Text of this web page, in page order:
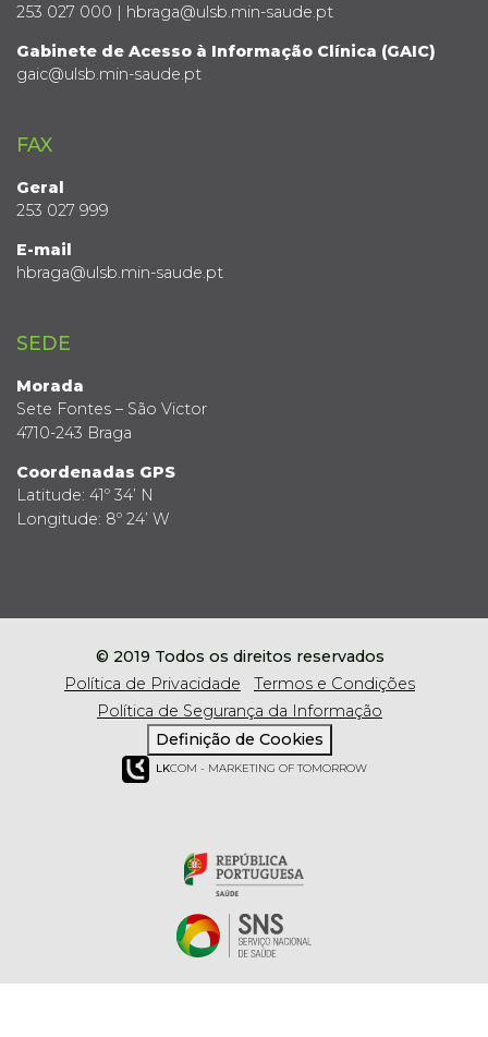
253 027 000 | hbraga@ulsb.min-saude.pt
Gabinete de Acesso à Informação Clínica (GAIC)
gaic@ulsb.min-saude.pt
FAX
Geral
253 027 999
E-mail
hbraga@ulsb.min-saude.pt
SEDE
Morada
Sete Fontes – São Victor
4710-243 Braga
Coordenadas GPS
Latitude: 41º 34’ N
Longitude: 8º 24’ W
© 2019 Todos os direitos reservados
Política de Privacidade
Termos e Condições
Política de Segurança da Informação
Definição de Cookies
LKCOM - MARKETING OF TOMORROW